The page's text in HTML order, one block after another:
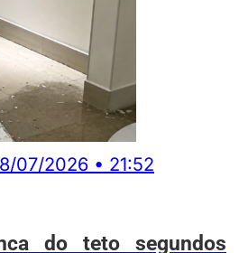
07/2026 • 21:52
do teto segundos